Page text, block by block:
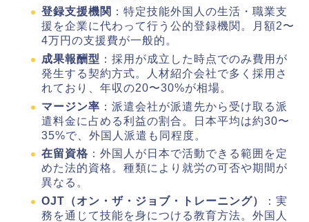
登録支援機関 ：特定技能外国人の生活・職業支
援を企業に代わって行う公的登録機関。月額2〜
4万円の支援費が一般的。
成果報酬型 ：採用が成立した時点でのみ費用が
発生する契約方式。人材紹介会社で多く採用さ
れており、年収の20〜30%が相場。
マージン率 ：派遣会社が派遣先から受け取る派
遣料金に占める利益の割合。日本平均は約30〜
35%で、外国人派遣も同程度。
在留資格 ：外国人が日本で活動できる範囲を定
めた法的資格。種類により就労の可否や期間が
異なる。
OJT（オン・ザ・ジョブ・トレーニング）
：実
務を通じて技能を身につける教育方法。外国人